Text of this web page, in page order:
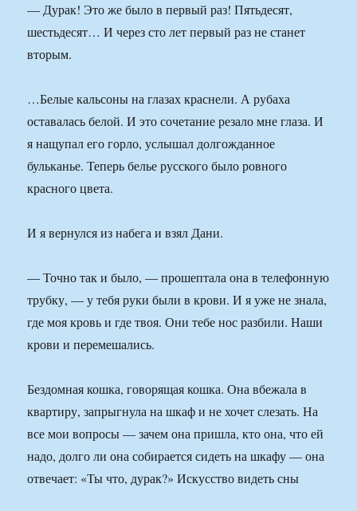
— Дурак! Это же было в первый раз! Пятьдесят,
шестьдесят… И через сто лет первый раз не станет
вторым.
…Белые кальсоны на глазах краснели. А рубаха
оставалась белой. И это сочетание резало мне глаза. И
я нащупал его горло, услышал долгожданное
бульканье. Теперь белье русского было ровного
красного цвета.
И я вернулся из набега и взял Дани.
— Точно так и было, — прошептала она в телефонную
трубку, — у тебя руки были в крови. И я уже не знала,
где моя кровь и где твоя. Они тебе нос разбили. Наши
крови и перемешались.
Бездомная кошка, говорящая кошка. Она вбежала в
квартиру, запрыгнула на шкаф и не хочет слезать. На
все мои вопросы — зачем она пришла, кто она, что ей
надо, долго ли она собирается сидеть на шкафу — она
отвечает: «Ты что, дурак?» Искусство видеть сны